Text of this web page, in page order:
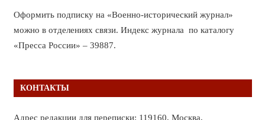
Оформить подписку на «Военно-исторический журнал»
можно в отделениях связи. Индекс журнала по каталогу
«Пресса России» – 39887.
КОНТАКТЫ
Адрес редакции для переписки: 119160, Москва,